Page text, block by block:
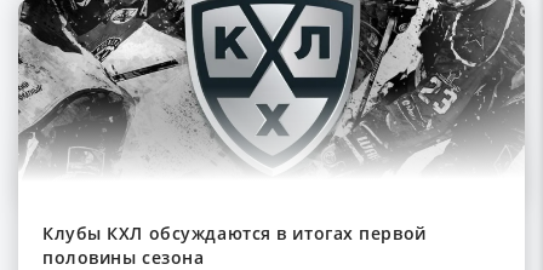
Клубы КХЛ обсуждаются в итогах первой
половины сезона